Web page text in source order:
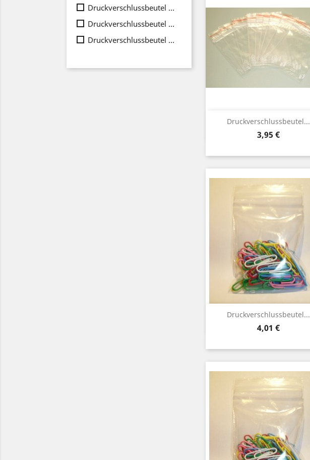
Druckverschlussbeutel 250x350 (Gr.10)
(3)
Druckverschlussbeutel 300x400 (Gr.11)
(3)
Druckverschlussbeutel 350x450 (Gr.12)
(1)
Druckverschlussbeutel...
Preis
3,95 €
Vorschau
Druckverschlussbeutel...
Preis
4,01 €
Vorschau